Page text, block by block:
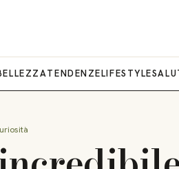
TENDENZELIFESTYLE